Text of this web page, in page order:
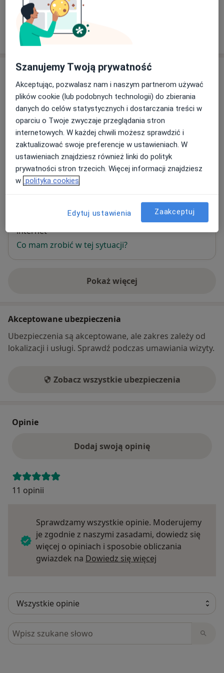
W jaki sposób ustalane są ceny?
Adresy (3)
Adres 1 Adres 2 Adres 3
Poradnia Reumatologiczna Miedziowego
Centrum Zdrowia w Lubinie
ul. Skłodowskiej-Curie 60,59-300 Lubin
Dostępność
W tym gabinecie nie można umawiać wizyt przez
internet
Co mam zrobić w tej sytuacji?
Pokaż więcej
o adresie
Akceptowane ubezpieczenia
Ubezpieczenia są akceptowane, ale zakres zależy od
lokalizacji i usługi. Sprawdź podczas umawiania wizyty.
Zobacz wszystkie ubezpieczenia
Opinie
Dodaj swoją opinię
11 opinii
Sprawdzamy wszystkie opinie. Moderujemy
je zgodnie z naszymi zasadami, dowiedz się
więcej o opiniach i sposobie obliczania
gwiazdek na Dowiedz się więcej
Szukaj w opiniach
Szanujemy Twoją prywatność
Akceptując, pozwalasz nam i naszym partnerom używać
plików cookie (lub podobnych technologii) do zbierania
danych do celów statystycznych i dostarczania treści w
oparciu o Twoje zwyczaje przeglądania stron
internetowych. W każdej chwili możesz sprawdzić i
zaktualizować swoje preferencje w ustawieniach. W
ustawieniach znajdziesz również linki do polityk
prywatności stron trzecich. Więcej informacji znajdziesz
w polityka cookies
Edytuj ustawienia Zaakceptuj